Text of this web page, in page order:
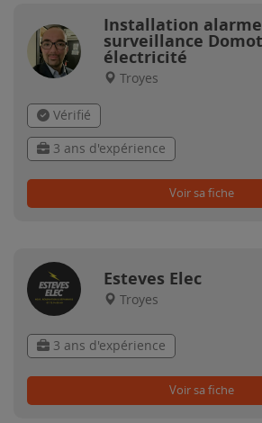
Installation
surveillance
électricité
Troyes
Vérifié
3 ans d'expérience
Voir sa fiche
Esteves Elec
Troyes
3 ans d'expérience
Voir sa fiche